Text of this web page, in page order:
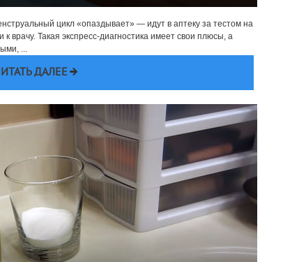
цикл «опаздывает» — идут в аптеку за тестом на
врачу. Такая экспресс-диагностика имеет свои плюсы, а
...
ДАЛЕЕ